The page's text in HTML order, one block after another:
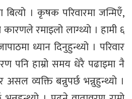
। कृषक परिवारमा जन्मिएँ,
कारणले रमाइलो लाग्थ्यो । हामी ६
ध्यान दिनुहुन्थ्यो । परिवार
पनि हाम्रो समय धेरै पढाइमा नै
असल व्यक्ति बन्नुपर्छ भन्नुहुन्थ्यो ।